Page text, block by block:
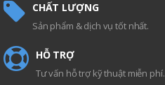
CHẤT LƯỢNG
Sản phẩm & dịch vụ tốt nhất.
HỖ TRỢ
Tư vấn hỗ trợ kỹ thuật miễn phí.